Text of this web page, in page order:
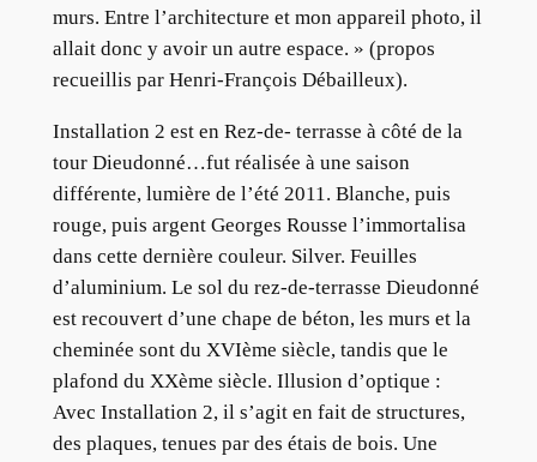
murs. Entre l’architecture et mon appareil photo, il
allait donc y avoir un autre espace. » (propos
recueillis par Henri-François Débailleux).
Installation 2 est en Rez-de- terrasse à côté de la
tour Dieudonné…fut réalisée à une saison
différente, lumière de l’été 2011. Blanche, puis
rouge, puis argent Georges Rousse l’immortalisa
dans cette dernière couleur. Silver. Feuilles
d’aluminium. Le sol du rez-de-terrasse Dieudonné
est recouvert d’une chape de béton, les murs et la
cheminée sont du XVIème siècle, tandis que le
plafond du XXème siècle. Illusion d’optique :
Avec Installation 2, il s’agit en fait de structures,
des plaques, tenues par des étais de bois. Une